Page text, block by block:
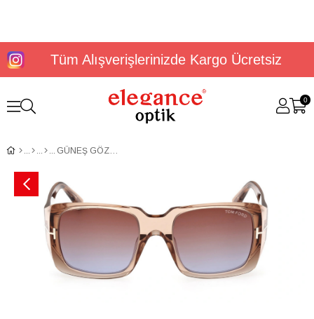
Tüm Alışverişlerinizde Kargo Ücretsiz
0
GÜNEŞ GÖZLÜĞÜ TOMFORD FT10355145F